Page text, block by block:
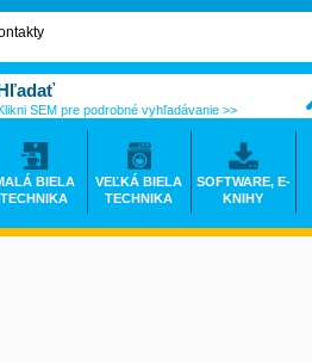
SEM pre podrobné vyhľadávanie >>
BIELA
TECHNIKA
VEĽKÁ BIELA
TECHNIKA
SOFTWARE, E-
KNIHY